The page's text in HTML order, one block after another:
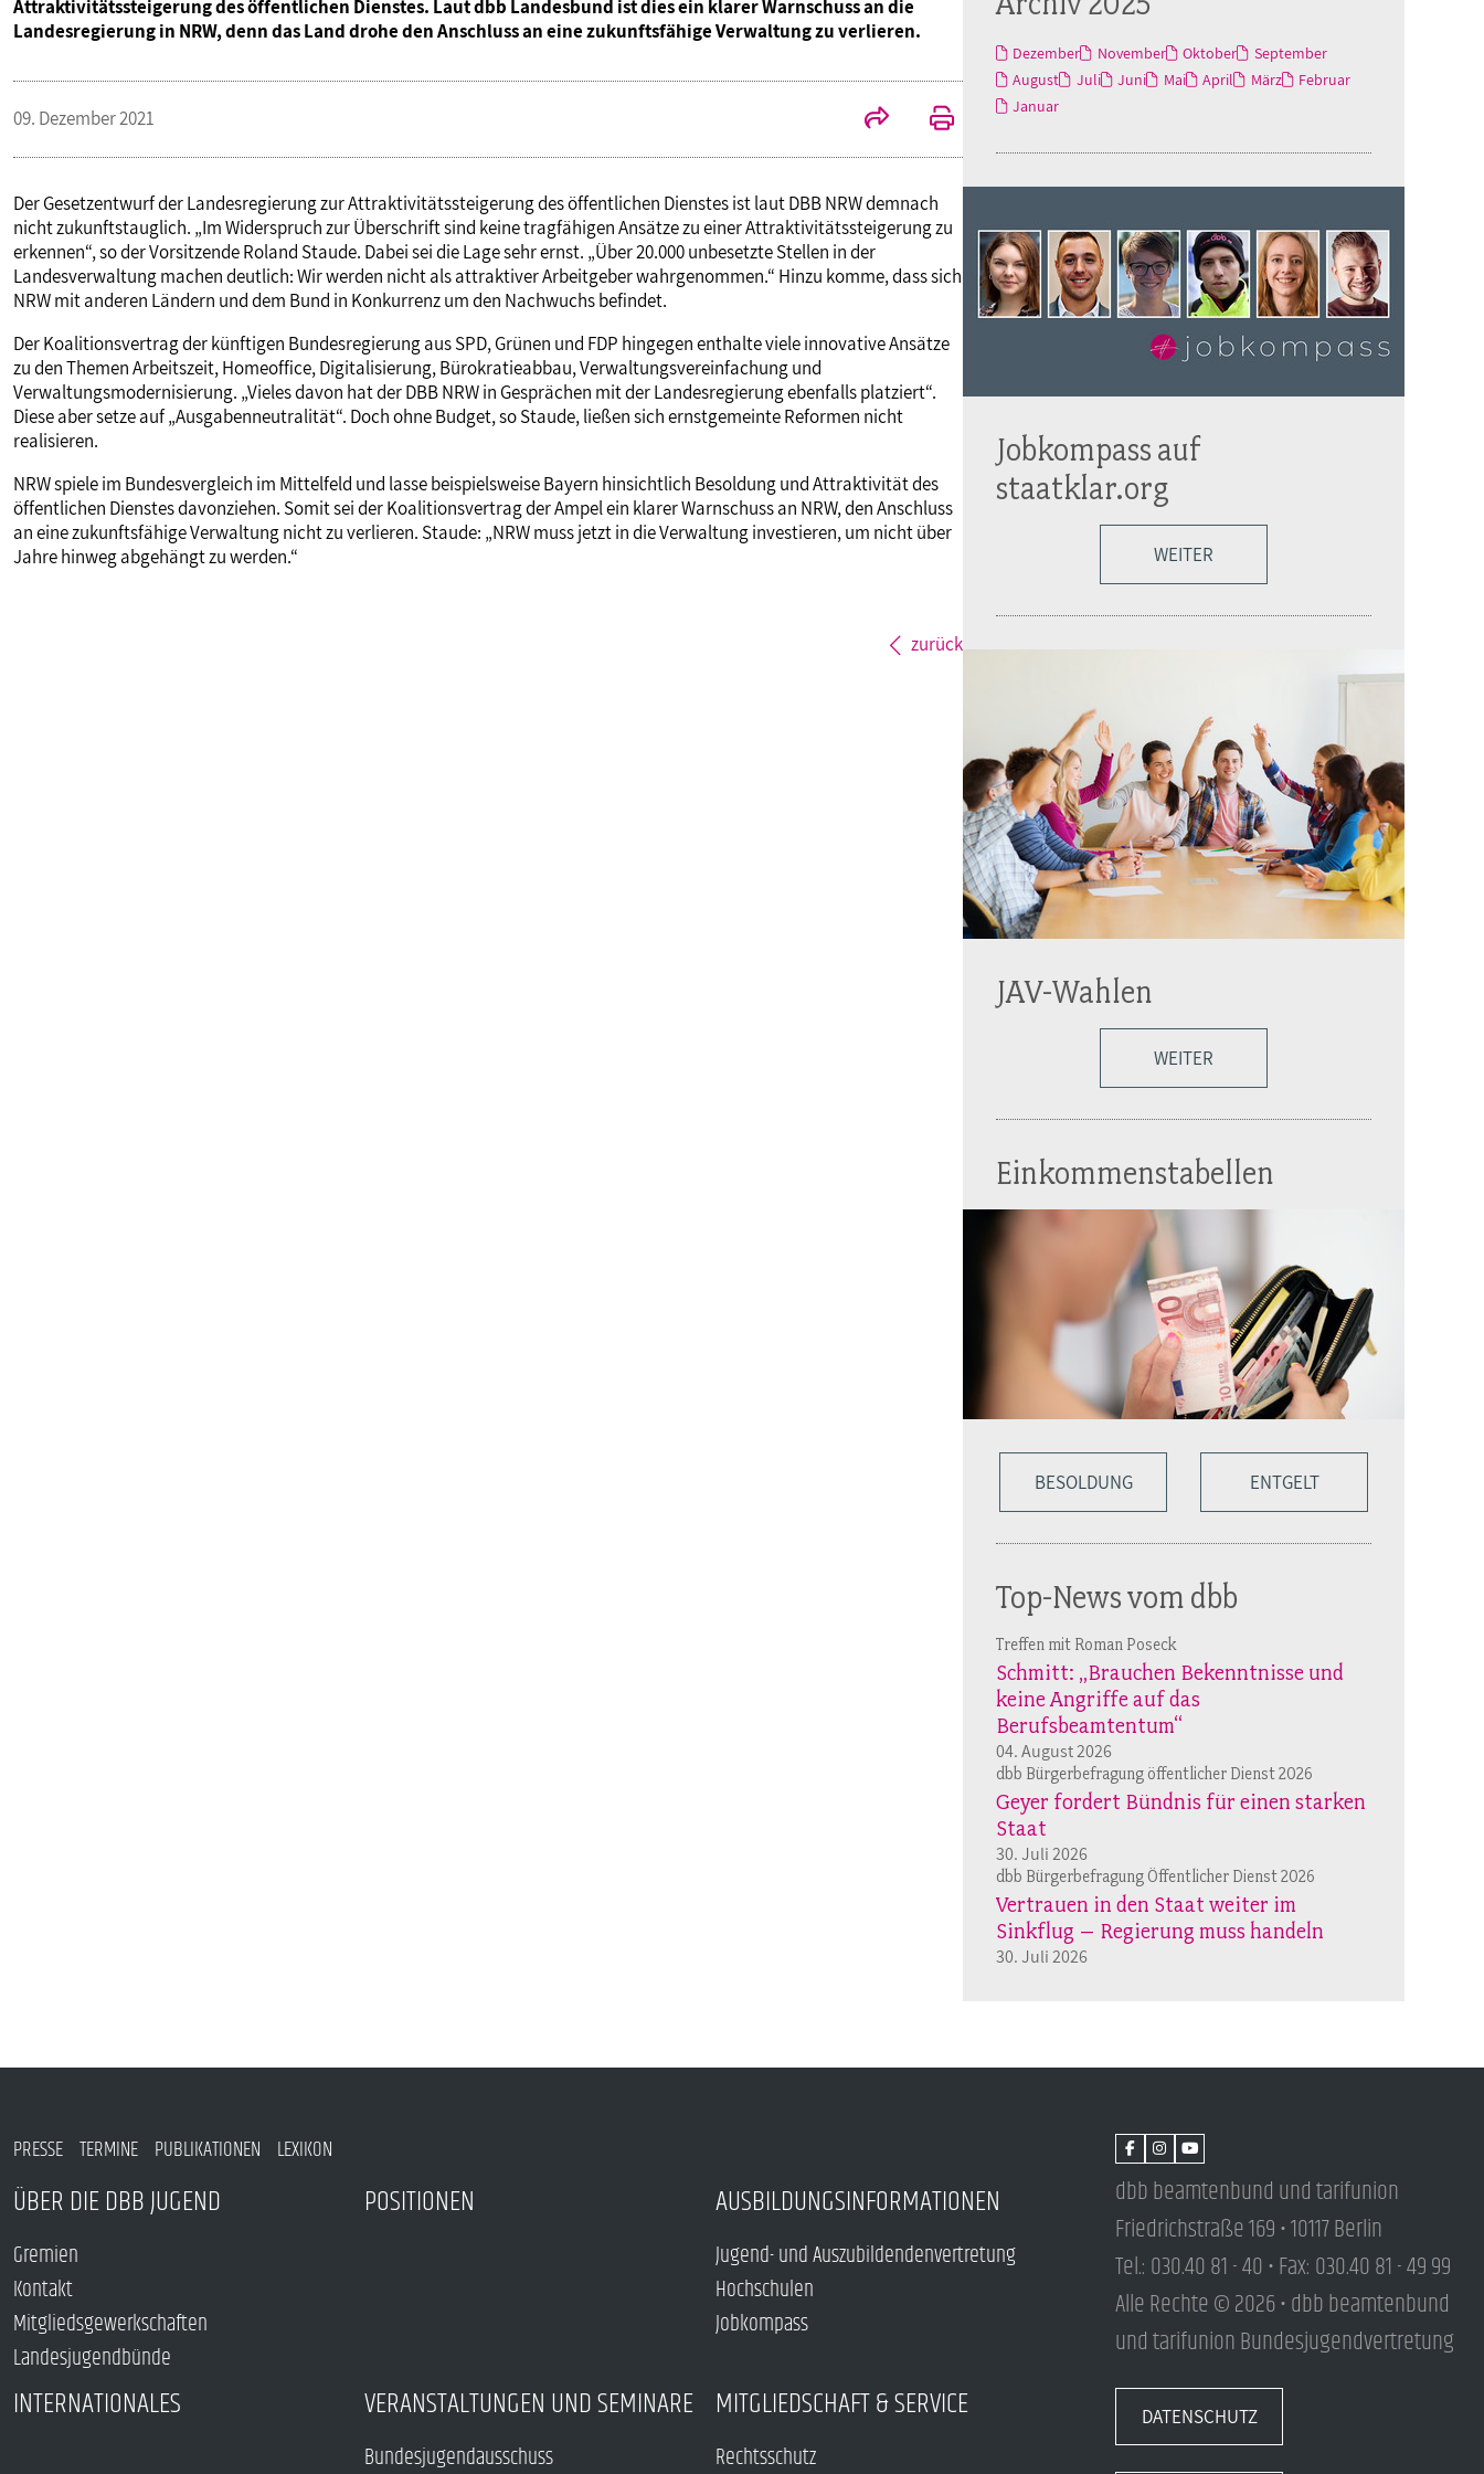
Landesjugendbünde
VERANSTALTUNGEN UND SEMINARE
Ideencampus
Parlamentarisches Sommerfest
MITGLIEDSCHAFT & SERVICE
Akademie
Attraktivitätssteigerung des öffentlichen Dienstes. Laut dbb Landesbund ist dies ein klarer Warnschuss an die
Landesregierung in NRW, denn das Land drohe den Anschluss an eine zukunftsfähige Verwaltung zu verlieren.
09. Dezember 2021
Der Gesetzentwurf der Landesregierung zur Attraktivitätssteigerung des öffentlichen Dienstes ist laut DBB NRW demnach
nicht zukunftstauglich. „Im Widerspruch zur Überschrift sind keine tragfähigen Ansätze zu einer Attraktivitätssteigerung zu
erkennen“, so der Vorsitzende Roland Staude. Dabei sei die Lage sehr ernst. „Über 20.000 unbesetzte Stellen in der
Landesverwaltung machen deutlich: Wir werden nicht als attraktiver Arbeitgeber wahrgenommen.“ Hinzu komme, dass sich
NRW mit anderen Ländern und dem Bund in Konkurrenz um den Nachwuchs befindet.
Der Koalitionsvertrag der künftigen Bundesregierung aus SPD, Grünen und FDP hingegen enthalte viele innovative Ansätze
zu den Themen Arbeitszeit, Homeoffice, Digitalisierung, Bürokratieabbau, Verwaltungsvereinfachung und
Verwaltungsmodernisierung. „Vieles davon hat der DBB NRW in Gesprächen mit der Landesregierung ebenfalls platziert“.
Diese aber setze auf „Ausgabenneutralität“. Doch ohne Budget, so Staude, ließen sich ernstgemeinte Reformen nicht
realisieren.
NRW spiele im Bundesvergleich im Mittelfeld und lasse beispielsweise Bayern hinsichtlich Besoldung und Attraktivität des
öffentlichen Dienstes davonziehen. Somit sei der Koalitionsvertrag der Ampel ein klarer Warnschuss an NRW, den Anschluss
an eine zukunftsfähige Verwaltung nicht zu verlieren. Staude: „NRW muss jetzt in die Verwaltung investieren, um nicht über
Jahre hinweg abgehängt zu werden.“
zurück
Dezember November Oktober
September
August
Juli Juni Mai April März
Februar
Januar
Jobkompass auf
staatklar.org
WEITER
JAV-Wahlen
WEITER
Einkommenstabellen
BESOLDUNG ENTGELT
Top-News vom dbb
Treffen mit Roman Poseck
Schmitt: „Brauchen Bekenntnisse und
keine Angriffe auf das
Berufsbeamtentum“
04. August 2026
dbb Bürgerbefragung öffentlicher Dienst 2026
Geyer fordert Bündnis für einen starken
Staat
30. Juli 2026
dbb Bürgerbefragung Öffentlicher Dienst 2026
Vertrauen in den Staat weiter im
Sinkflug – Regierung muss handeln
30. Juli 2026
PRESSE TERMINE PUBLIKATIONEN LEXIKON
ÜBER DIE DBB JUGEND
Gremien
Kontakt
Mitgliedsgewerkschaften
Landesjugendbünde
POSITIONEN AUSBILDUNGSINFORMATIONEN
Jugend- und Auszubildendenvertretung
Hochschulen
Jobkompass
INTERNATIONALES VERANSTALTUNGEN UND SEMINARE
Bundesjugendausschuss
MITGLIEDSCHAFT & SERVICE
Rechtsschutz
dbb beamtenbund und tarifunion
Friedrichstraße 169 • 10117 Berlin
Tel.: 030.40 81 - 40 • Fax: 030.40 81 - 49 99
Alle Rechte © 2026 • dbb beamtenbund
und tarifunion Bundesjugendvertretung
DATENSCHUTZ